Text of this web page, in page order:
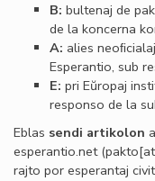
B: bultenaj de
de la koncerna
A: alies
Esperantio, sub
E: pri Eŭropaj
responso de la
Eblas sendi artikolon
esperantio.net
rajto por esperantaj